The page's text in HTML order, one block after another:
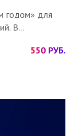
годом» для
В...
550 РУБ.